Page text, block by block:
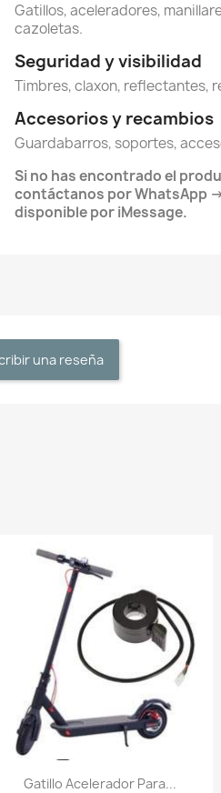
Gatillos, aceleradores,
cazoletas.
Seguridad y visibilidad
Timbres, claxon, reflectantes,
Accesorios y recambios
Guardabarros, soportes,
Si no has encontrado el
contáctanos por WhatsApp
disponible por iMessage.
una reseña
Vista rápida
Gatillo Acelerador Para...